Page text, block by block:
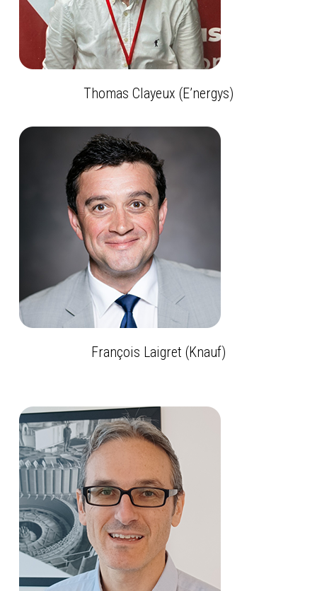
Thomas Clayeux (E’nergys)
François Laigret (Knauf)